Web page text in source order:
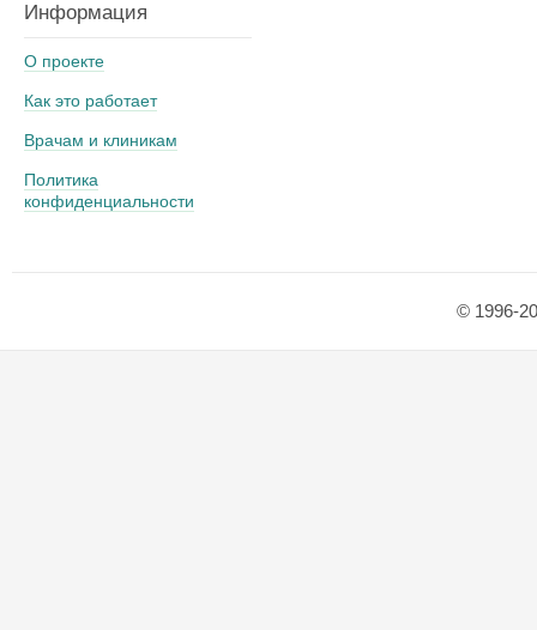
Информация
О проекте
Как это работает
Врачам и клиникам
Политика
конфиденциальности
© 1996-